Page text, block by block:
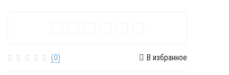
(0) В избранное